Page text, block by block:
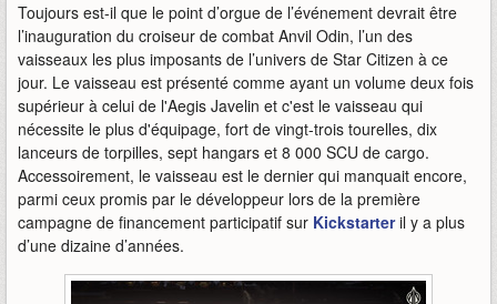
Toujours est-il que le point d’orgue de l’événement devrait être
l’inauguration du croiseur de combat Anvil Odin, l’un des
vaisseaux les plus imposants de l’univers de Star Citizen à ce
jour. Le vaisseau est présenté comme ayant un volume deux fois
supérieur à celui de l'Aegis Javelin et c'est le vaisseau qui
nécessite le plus d'équipage, fort de vingt-trois tourelles, dix
lanceurs de torpilles, sept hangars et 8 000 SCU de cargo.
Accessoirement, le vaisseau est le dernier qui manquait encore,
parmi ceux promis par le développeur lors de la première
campagne de financement participatif sur Kickstarteril y a plus
d’une dizaine d’années.